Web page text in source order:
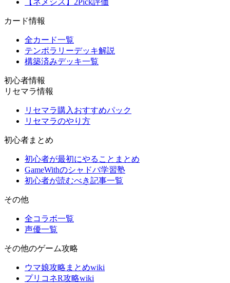
【ネメシス】2Pick評価
カード情報
全カード一覧
テンポラリーデッキ解説
構築済みデッキ一覧
初心者情報
リセマラ情報
リセマラ購入おすすめパック
リセマラのやり方
初心者まとめ
初心者が最初にやることまとめ
GameWithのシャドバ学習塾
初心者が読むべき記事一覧
その他
全コラボ一覧
声優一覧
その他のゲーム攻略
ウマ娘攻略まとめwiki
プリコネR攻略wiki